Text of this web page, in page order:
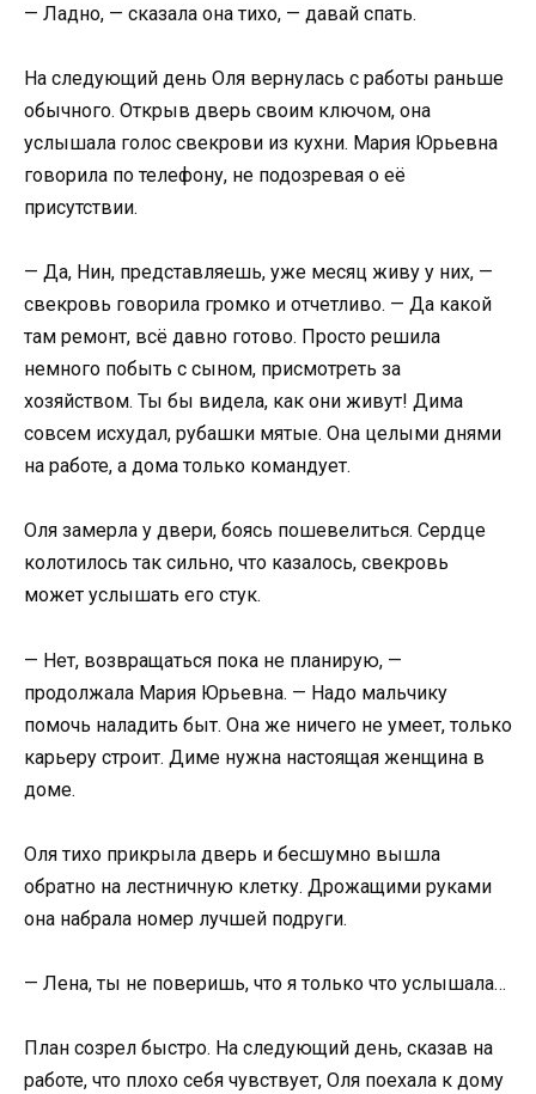
— Ладно, — сказала она тихо, — давай спать.
На следующий день Оля вернулась с работы раньше
обычного. Открыв дверь своим ключом, она
услышала голос свекрови из кухни. Мария Юрьевна
говорила по телефону, не подозревая о её
присутствии.
— Да, Нин, представляешь, уже месяц живу у них, —
свекровь говорила громко и отчетливо. — Да какой
там ремонт, всё давно готово. Просто решила
немного побыть с сыном, присмотреть за
хозяйством. Ты бы видела, как они живут! Дима
совсем исхудал, рубашки мятые. Она целыми днями
на работе, а дома только командует.
Оля замерла у двери, боясь пошевелиться. Сердце
колотилось так сильно, что казалось, свекровь
может услышать его стук.
— Нет, возвращаться пока не планирую, —
продолжала Мария Юрьевна. — Надо мальчику
помочь наладить быт. Она же ничего не умеет, только
карьеру строит. Диме нужна настоящая женщина в
доме.
Оля тихо прикрыла дверь и бесшумно вышла
обратно на лестничную клетку. Дрожащими руками
она набрала номер лучшей подруги.
— Лена, ты не поверишь, что я только что услышала…
План созрел быстро. На следующий день, сказав на
работе, что плохо себя чувствует, Оля поехала к дому